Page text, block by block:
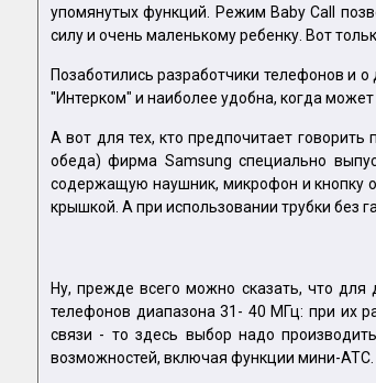
упомянутых функций. Режим Baby Call
силу и очень маленькому ребенку. Вот
Позаботились разработчики телефонов и
"Интерком" и наиболее удобна, когда может
А вот для тех, кто предпочитает
обеда) фирма Samsung специально
содержащую наушник, микрофон и кнопку
крышкой. А при использовании трубки без
Ну, прежде всего можно сказать, что
телефонов диапазона 31- 40 МГц: при их
связи - то здесь выбор надо
возможностей, включая функции мини-АТС.